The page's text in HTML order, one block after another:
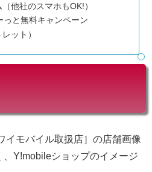
他社のスマホもOK!）
っと無料キャンペーン
ット）
モバイル取扱店］の店舗画像
Y!mobileショップのイメージ